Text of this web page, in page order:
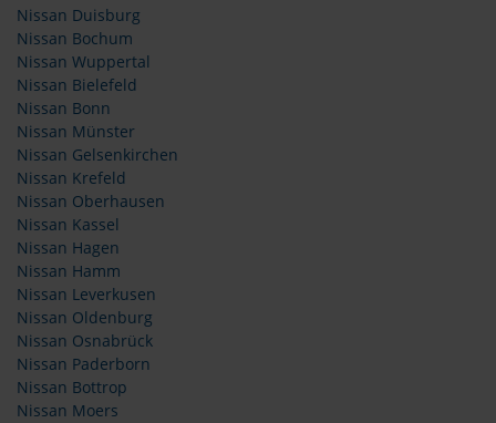
Nissan Duisburg
Nissan Bochum
Nissan Wuppertal
Nissan Bielefeld
Nissan Bonn
Nissan Münster
Nissan Gelsenkirchen
Nissan Krefeld
Nissan Oberhausen
Nissan Kassel
Nissan Hagen
Nissan Hamm
Nissan Leverkusen
Nissan Oldenburg
Nissan Osnabrück
Nissan Paderborn
Nissan Bottrop
Nissan Moers